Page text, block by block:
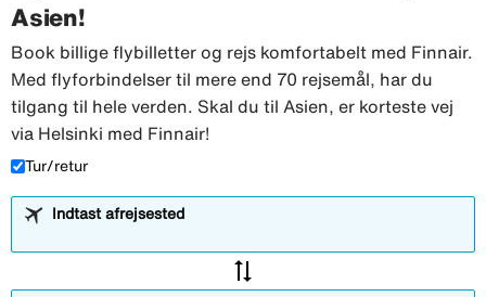
Asien!
Book billige flybilletter og rejs komfortabelt med Finnair.
Med flyforbindelser til mere end 70 rejsemål, har du
tilgang til hele verden. Skal du til Asien, er korteste vej
via Helsinki med Finnair!
Tur/retur
Indtast afrejsested
sync_alt